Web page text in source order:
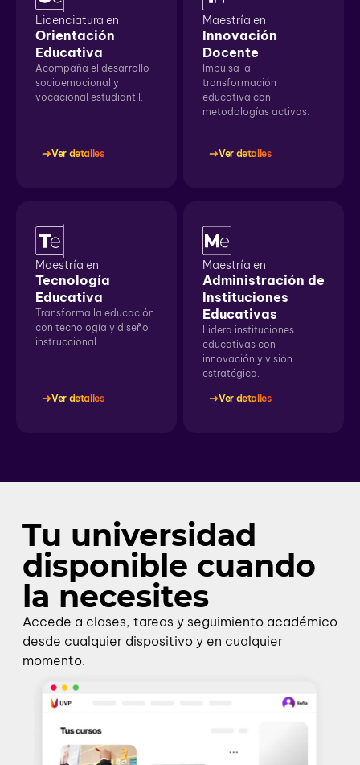
Licenciatura en
Orientación
Educativa
Acompaña el desarrollo
socioemocional y
vocacional estudiantil.
Ver detalles
Maestría en
Innovación
Docente
Impulsa la
transformación
educativa con
metodologías activas.
Ver detalles
Maestría en
Tecnología
Educativa
Transforma la educación
con tecnología y diseño
instruccional.
Ver detalles
Maestría en
Administración de
Instituciones
Educativas
Lidera instituciones
educativas con
innovación y visión
estratégica.
Ver detalles
Tu universidad
disponible cuando
la necesites
Accede a clases, tareas y seguimiento académico
desde cualquier dispositivo y en cualquier
momento.